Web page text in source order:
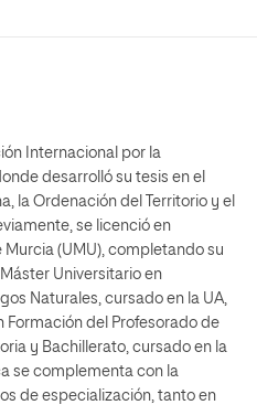
Internacional por la
desarrolló su tesis en el
la Ordenación del Territorio y el
se licenció en
(UMU), completando su
Universitario en
Naturales, cursado en la UA,
Formación del Profesorado de
y Bachillerato, cursado en la
se complementa con la
de especialización, tanto en